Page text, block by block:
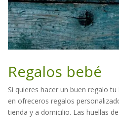
Regalos bebé
Si quieres hacer un buen regalo
en ofreceros regalos
tienda y a domicilio. Las huellas